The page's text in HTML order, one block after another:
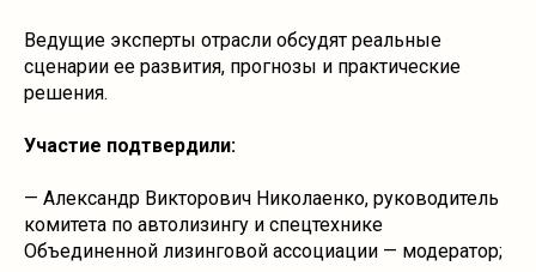
Ведущие эксперты отрасли обсудят реальные
сценарии ее развития, прогнозы и практические
решения.
Участие подтвердили:
— Александр Викторович Николаенко, руководитель
комитета по автолизингу и спецтехнике
Объединенной лизинговой ассоциации — модератор;